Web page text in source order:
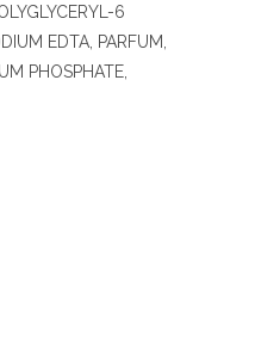
6
EDTA, PARFUM,
PHOSPHATE,